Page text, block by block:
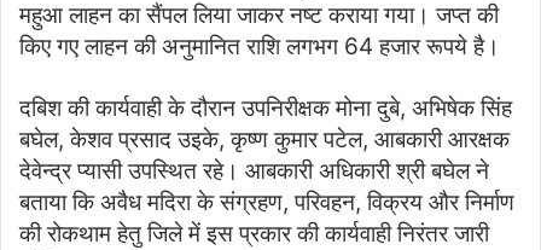
महुआ लाहन का सैंपल लिया जाकर नष्ट कराया गया। जप्त की
किए गए लाहन की अनुमानित राशि लगभग 64 हजार रूपये है।
दबिश की कार्यवाही के दौरान उपनिरीक्षक मोना दुबे, अभिषेक सिंह
बघेल, केशव प्रसाद उइके, कृष्ण कुमार पटेल, आबकारी आरक्षक
देवेन्द्र प्यासी उपस्थित रहे। आबकारी अधिकारी श्री बघेल ने
बताया कि अवैध मदिरा के संग्रहण, परिवहन, विक्रय और निर्माण
की रोकथाम हेतु जिले में इस प्रकार की कार्यवाही निरंतर जारी